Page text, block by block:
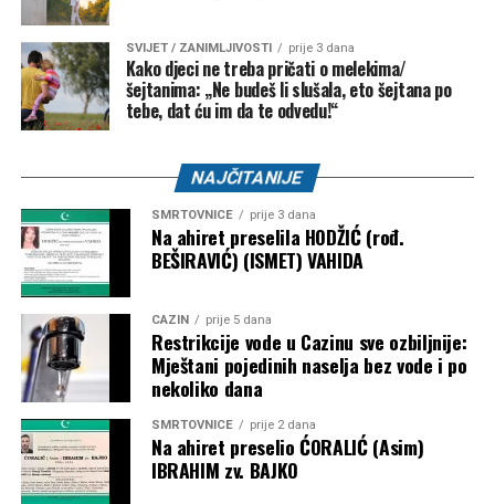
SVIJET / ZANIMLJIVOSTI prije 3 dana
Kako djeci ne treba pričati o melekima/
šejtanima: „Ne budeš li slušala, eto šejtana po
tebe, dat ću im da te odvedu!“
NAJČITANIJE
SMRTOVNICE prije 3 dana
Na ahiret preselila HODŽIĆ (rođ.
BEŠIRAVIĆ) (ISMET) VAHIDA
CAZIN prije 5 dana
Restrikcije vode u Cazinu sve ozbiljnije:
Mještani pojedinih naselja bez vode i po
nekoliko dana
SMRTOVNICE prije 2 dana
Na ahiret preselio ĆORALIĆ (Asim)
IBRAHIM zv. BAJKO